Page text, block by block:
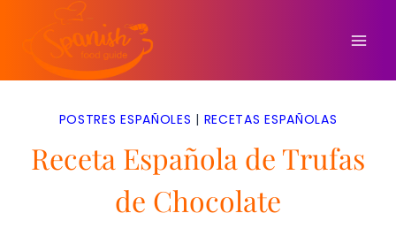
contenido
POSTRES ESPAÑOLES | RECETAS ESPAÑOLAS
Receta Española de Trufas
de Chocolate